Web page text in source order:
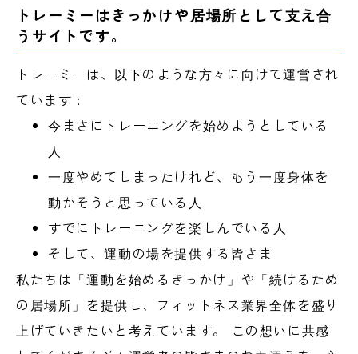
トレーミーはきっかけや居場所として支え合
うサイトです。
トレーミーは、以下のような方々に向けて運営され
ています：
今まさにトレーニングを始めようとしている
人
一度やめてしまったけれど、もう一度身体を
動かそうと思っている人
すでにトレーニングを楽しんでいる人
そして、運動の場を提供する皆さま
私たちは「運動を始めるきっかけ」や「続けるため
の居場所」を提供し、フィットネス業界全体を盛り
上げていきたいと考えています。 この想いに共感